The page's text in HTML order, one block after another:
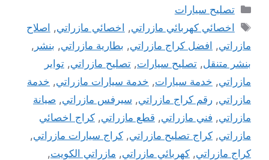
التصنيفات
تصليح سيارات
الوسوم
اخصائي كهربائي مازراتي, اخصائي مازراتي, اصلاح
مازراتي, افضل كراج مازراتي, بطارية مازراتي, بنشر ,
بنشر متنقل, تصليح سيارات, تصليح مازراتي, تواير
مازراتي, خدمة سيارات, خدمة سيارات مازراتي, خدمة
مازراتي, رقم كراج مازراتي, سيرفس مازراتي, صيانة
مازراتي, فني مازراتي, قطع مازراتي, كراج اخصائي
مازراتي, كراج تصليح مازراتي, كراج سيارات مازراتي,
كراج مازراتي, كهربائي مازراتي, مازراتي الكويت,